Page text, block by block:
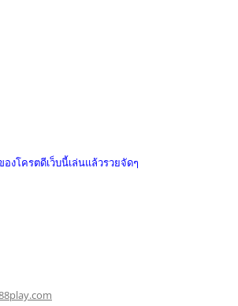
งโครตดีเว็บนี้เล่นแล้วรวยจัดๆ